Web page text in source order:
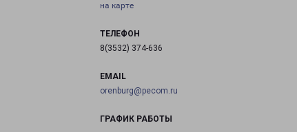
на карте
ТЕЛЕФОН
8(3532) 374-636
EMAIL
orenburg@pecom.ru
ГРАФИК РАБОТЫ